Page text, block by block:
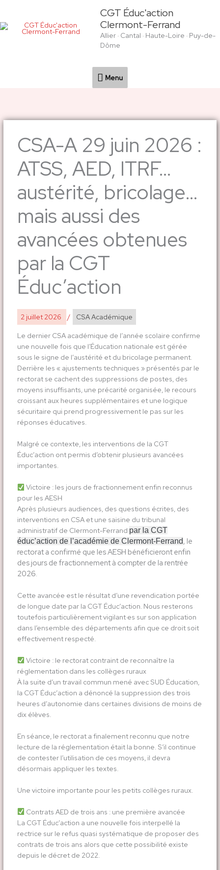
contenu
CGT Éduc'action
Clermont-Ferrand
Allier · Cantal · Haute-Loire · Puy-de-
Dôme
Menu
Menu
CSA-A 29 juin 2026 :
ATSS, AED, ITRF…
austérité, bricolage…
mais aussi des
avancées obtenues
par la CGT
Éduc’action
2 juillet 2026 / CSA Académique
Le dernier CSA académique de l’année scolaire confirme
une nouvelle fois que l’Éducation nationale est gérée
sous le signe de l’austérité et du bricolage permanent.
Derrière les « ajustements techniques » présentés par le
rectorat se cachent des suppressions de postes, des
moyens insuffisants, une précarité organisée, le recours
croissant aux heures supplémentaires et une logique
sécuritaire qui prend progressivement le pas sur les
réponses éducatives.
Malgré ce contexte, les interventions de la CGT
Éduc’action ont permis d’obtenir plusieurs avancées
importantes.
Victoire : les jours de fractionnement enfin reconnus
pour les AESH
Après plusieurs audiences, des questions écrites, des
interventions en CSA et une saisine du tribunal
administratif de Clermont-Ferrand par la CGT
éduc’action de l’académie de Clermont-Ferrand, le
rectorat a confirmé que les AESH bénéficieront enfin
des jours de fractionnement à compter de la rentrée
2026.
Cette avancée est le résultat d’une revendication portée
de longue date par la CGT Éduc’action. Nous resterons
toutefois particulièrement vigilant·es sur son application
dans l’ensemble des départements afin que ce droit soit
effectivement respecté.
Victoire : le rectorat contraint de reconnaître la
réglementation dans les collèges ruraux
À la suite d’un travail commun mené avec SUD Éducation,
la CGT Éduc’action a dénoncé la suppression des trois
heures d’autonomie dans certaines divisions de moins de
dix élèves.
En séance, le rectorat a finalement reconnu que notre
lecture de la réglementation était la bonne. S’il continue
de contester l’utilisation de ces moyens, il devra
désormais appliquer les textes.
Une victoire importante pour les petits collèges ruraux.
Contrats AED de trois ans : une première avancée
La CGT Éduc’action a une nouvelle fois interpellé la
rectrice sur le refus quasi systématique de proposer des
contrats de trois ans alors que cette possibilité existe
depuis le décret de 2022.